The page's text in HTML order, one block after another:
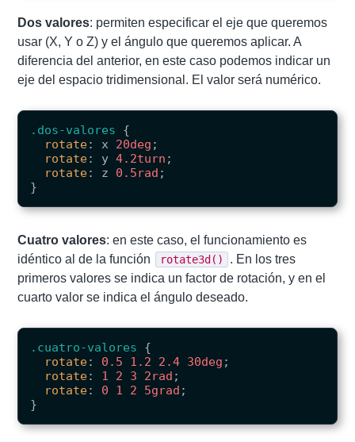
Dos valores: permiten especificar el eje que queremos
usar (X, Y o Z) y el ángulo que queremos aplicar. A
diferencia del anterior, en este caso podemos indicar un
eje del espacio tridimensional. El valor será numérico.
.dos-valores
{
rotate: x 20deg ;
rotate: y 4.2turn ;
rotate: z 0.5rad ;
}
Cuatro valores: en este caso, el funcionamiento es
idéntico al de la función
rotate3d()
. En los tres
primeros valores se indica un factor de rotación, y en el
cuarto valor se indica el ángulo deseado.
.cuatro-valores
{
rotate: 0.5 1.2 2.4 30deg ;
rotate: 1 2 3 2rad ;
rotate: 0 1 2 5grad ;
}